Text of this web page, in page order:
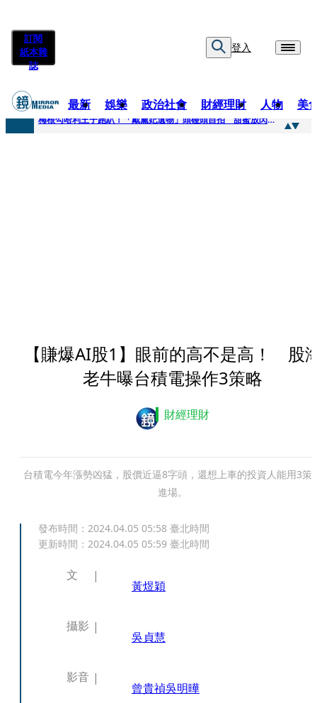
訂閱
紙本雜
誌
登入
最新 娛樂 政治社會 財經理財 人物 美
快訊
梅根勾哈利王子跑趴！「戴黛妃遺物」頭碰頭自拍 甜蜜放閃搶鏡
【賺爆AI股1】眼前的高不是高！ 股
老牛曝台積電操作3策略
財經理財
台積電今年漲勢凶猛，股價近逼8字頭，還想上車的投資人能用3策
進場。
發布時間： 2024.04.05 05:58 臺北時間
更新時間： 2024.04.05 05:59 臺北時間
文
黃煜穎
攝影
吳貞慧
影音
曾貴禎吳明曄